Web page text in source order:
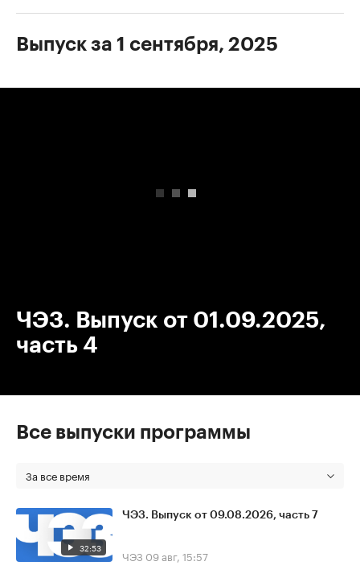
Выпуск за 1 сентября, 2025
ЧЭЗ. Выпуск от 01.09.2025,
часть 4
Все выпуски программы
За все время
32:53
ЧЭЗ. Выпуск от 09.08.2026, часть 7
ЧЭЗ 09 авг, 15:57